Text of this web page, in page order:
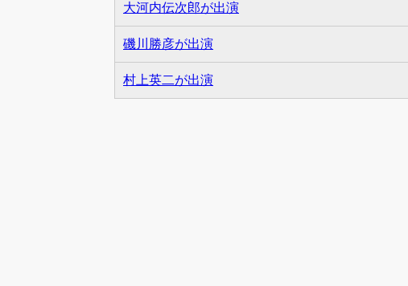
大河内伝次郎が出演
磯川勝彦が出演
村上英二が出演